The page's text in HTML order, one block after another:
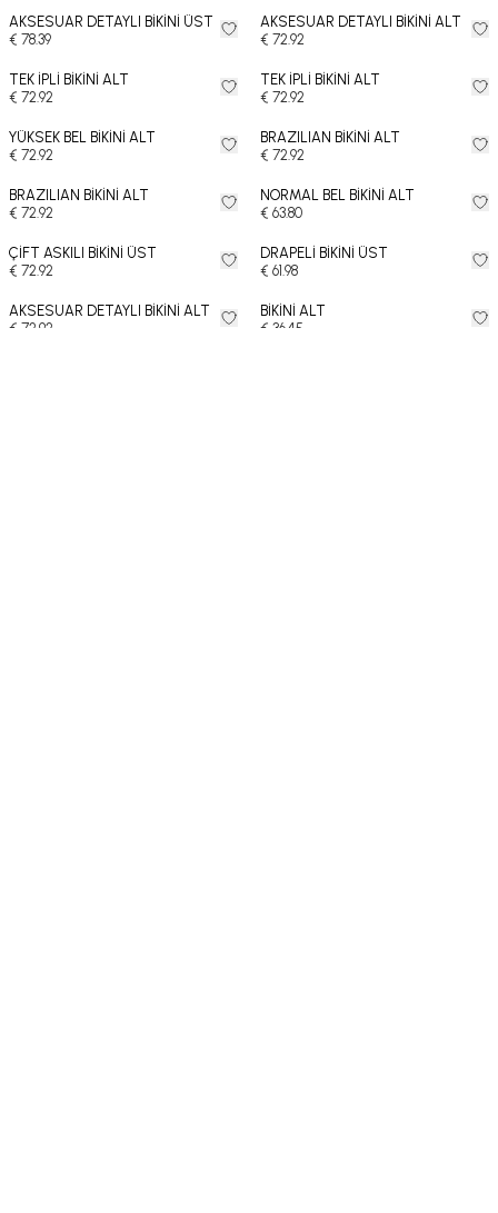
AKSESUAR DETAYLI BİKİNİ ÜST
€ 78.39
AKSESUAR DETAYLI BİKİNİ ALT
€ 72.92
TEK İPLİ BİKİNİ ALT
€ 72.92
TEK İPLİ BİKİNİ ALT
€ 72.92
YÜKSEK BEL BİKİNİ ALT
€ 72.92
BRAZILIAN BİKİNİ ALT
€ 72.92
BRAZILIAN BİKİNİ ALT
€ 72.92
NORMAL BEL BİKİNİ ALT
€ 63.80
ÇİFT ASKILI BİKİNİ ÜST
€ 72.92
DRAPELİ BİKİNİ ÜST
€ 61.98
AKSESUAR DETAYLI BİKİNİ ALT
€ 72.92
BİKİNİ ALT
€ 36.45